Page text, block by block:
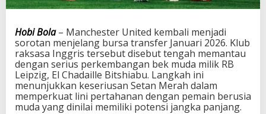
E
C
h
a
d
a
i
l
l
Hobi Bola– Manchester United kembali menjadi
sorotan menjelang bursa transfer Januari 2026. Klub
raksasa Inggris tersebut disebut tengah memantau
dengan serius perkembangan bek muda milik RB
Leipzig, El Chadaille Bitshiabu. Langkah ini
menunjukkan keseriusan Setan Merah dalam
memperkuat lini pertahanan dengan pemain berusia
muda yang dinilai memiliki potensi jangka panjang.